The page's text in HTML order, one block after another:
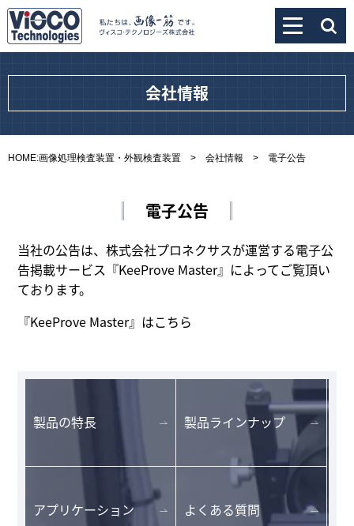
会社情報
HOME:画像処理検査装置・外観検査装置 > 会社情報 > 電子公告
電子公告
当社の公告は、株式会社プロネクサスが運営する電子公
告掲載サービス『KeeProve Master』によってご覧頂い
ております。
『KeeProve Master』 はこちら
製品の特長 製品ラインナップ
アプリケーション よくある質問